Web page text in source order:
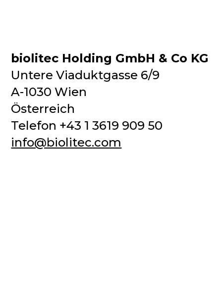
biolitec Holding GmbH & Co KG
Untere Viaduktgasse 6/9
A-1030 Wien
Österreich
Telefon +43 1 3619 909 50
info@biolitec.com